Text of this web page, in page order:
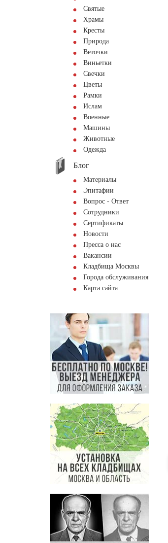
Святые
Храмы
Кресты
Природа
Веточки
Виньетки
Свечки
Цветы
Рамки
Ислам
Военные
Машины
Животные
Одежда
Блог
Материалы
Эпитафии
Вопрос - Ответ
Сотрудники
Сертификаты
Новости
Пресса о нас
Вакансии
Кладбища Москвы
Города обслуживания
Карта сайта